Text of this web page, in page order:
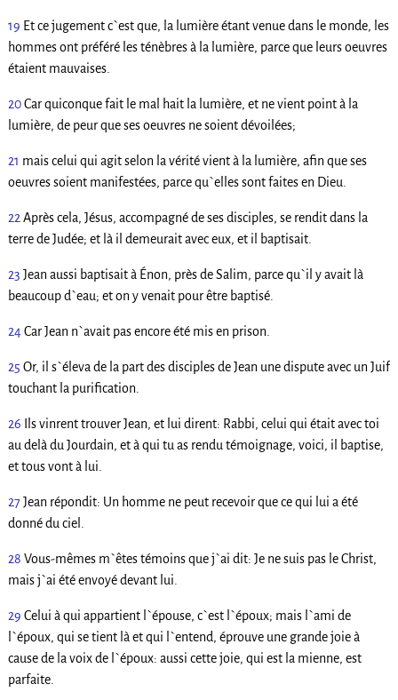
19 Et ce jugement c`est que, la lumière étant venue dans le monde, les
hommes ont préféré les ténèbres à la lumière, parce que leurs oeuvres
étaient mauvaises.
20Car quiconque fait le mal hait la lumière, et ne vient point à la
lumière, de peur que ses oeuvres ne soient dévoilées;
21 mais celui qui agit selon la vérité vient à la lumière, afin que ses
oeuvres soient manifestées, parce qu`elles sont faites en Dieu.
22 Après cela, Jésus, accompagné de ses disciples, se rendit dans la
terre de Judée; et là il demeurait avec eux, et il baptisait.
23 Jean aussi baptisait à Énon, près de Salim, parce qu`il y avait là
beaucoup d`eau; et on y venait pour être baptisé.
24Car Jean n`avait pas encore été mis en prison.
25 Or, il s`éleva de la part des disciples de Jean une dispute avec un Juif
touchant la purification.
26
Ils vinrent trouver Jean, et lui dirent: Rabbi, celui qui était avec toi
au delà du Jourdain, et à qui tu as rendu témoignage, voici, il baptise,
et tous vont à lui.
27Jean répondit: Un homme ne peut recevoir que ce qui lui a été
donné du ciel.
28 Vous-mêmes m`êtes témoins que j`ai dit: Je ne suis pas le Christ,
mais j`ai été envoyé devant lui.
29 Celui à qui appartient l`épouse, c`est l`époux; mais l`ami de
l`époux, qui se tient là et qui l`entend, éprouve une grande joie à
cause de la voix de l`époux: aussi cette joie, qui est la mienne, est
parfaite.